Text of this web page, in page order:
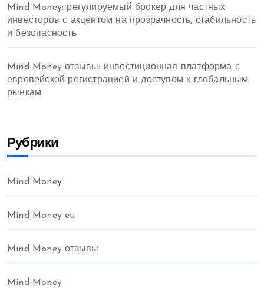
Mind Money: регулируемый брокер для частных
инвесторов с акцентом на прозрачность, стабильность
и безопасность
Mind Money отзывы: инвестиционная платформа с
европейской регистрацией и доступом к глобальным
рынкам
Рубрики
Mind Money
Mind Money eu
Mind Money отзывы
Mind-Money